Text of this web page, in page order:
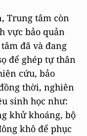
Trung tâm còn
vực bảo quản
đã và đang
để ghép tự thân
cứu, bảo
thời, nghiên
sinh học như:
khử khoáng, bộ
khô để phục